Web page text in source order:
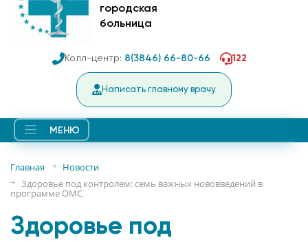
городская
больница
Колл-центр: 8(3846) 66-80-66 122
Написать главному врачу
МЕНЮ
Главная
Новости
Здоровье под контролем: семь важных нововведений в
программе ОМС
Здоровье под